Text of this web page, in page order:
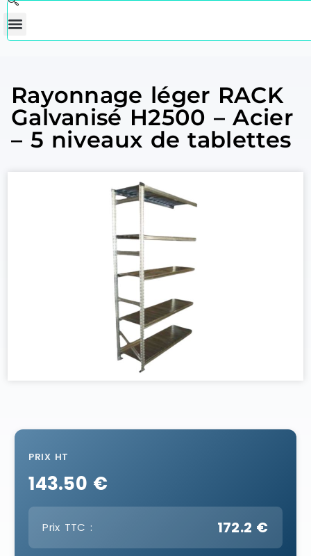
Rayonnage léger RACK
Galvanisé H2500 – Acier
– 5 niveaux de tablettes
PRIX HT
143.50 €
Prix TTC : 172.2 €